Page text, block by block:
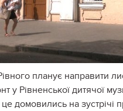
планує направити
у Рівненської дитячої
домовились на зустрічі